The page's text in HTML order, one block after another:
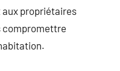
propriétaires
compromettre